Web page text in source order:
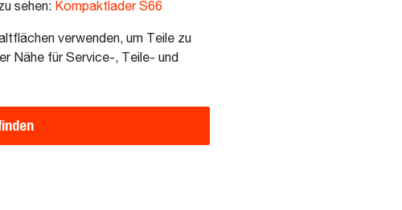
sehen: Kompaktlader S66
verwenden, um Teile zu
Nähe für Service-, Teile- und